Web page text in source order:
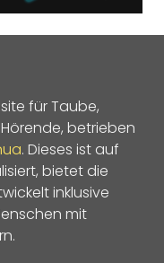
für Taube,
betrieben
. Dieses ist auf
bietet die
inklusive
mit